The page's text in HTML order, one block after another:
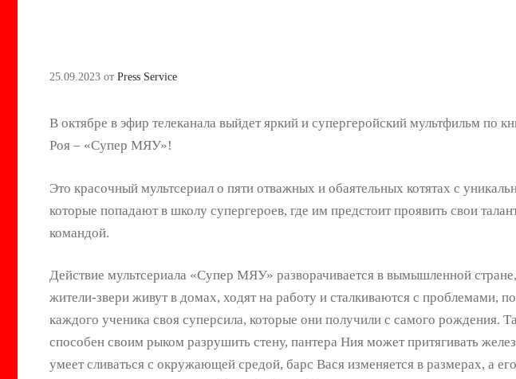
25.09.2023 от Press Service
В октябре в эфир телеканала выйдет яркий и супергеройский мультфильм по
Роя – «Супер МЯУ»!
Это красочный мультсериал о пяти отважных и обаятельных котятах с
которые попадают в школу супергероев, где им предстоит проявить свои
командой.
Действие мультсериала «Супер МЯУ» разворачивается в вымышленной
жители-звери живут в домах, ходят на работу и сталкиваются с проблемами,
каждого ученика своя суперсила, которые они получили с самого рождения.
способен своим рыком разрушить стену, пантера Ния может притягивать
умеет сливаться с окружающей средой, барс Вася изменяется в размерах, а